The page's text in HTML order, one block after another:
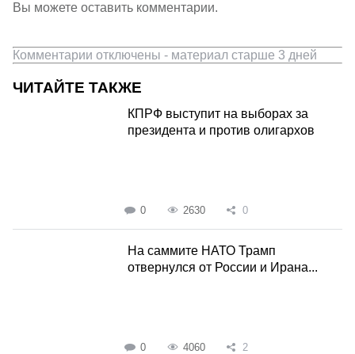
Вы можете оставить комментарии.
Комментарии отключены - материал старше 3 дней
ЧИТАЙТЕ ТАКЖЕ
КПРФ выступит на выборах за
президента и против олигархов
0 2630 0
На саммите НАТО Трамп
отвернулся от России и Ирана...
0 4060 2